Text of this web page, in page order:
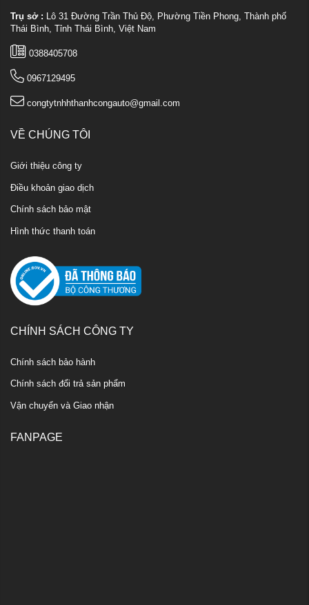
Trụ sở : Lô 31 Đường Trần Thủ Độ, Phường Tiền Phong, Thành phố
Thái Bình, Tỉnh Thái Bình, Việt Nam
0388405708
0967129495
congtytnhhthanhcongauto@gmail.com
VỀ CHÚNG TÔI
Giới thiệu công ty
Điều khoản giao dịch
Chính sách bảo mật
Hình thức thanh toán
CHÍNH SÁCH CÔNG TY
Chính sách bảo hành
Chính sách đổi trả sản phẩm
Vận chuyển và Giao nhận
FANPAGE